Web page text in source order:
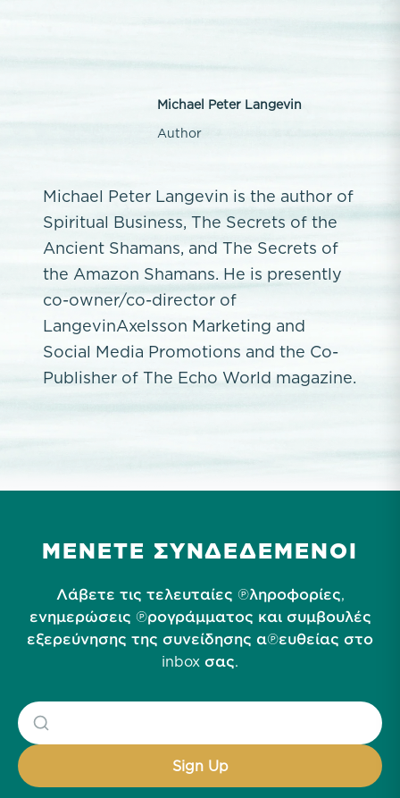
Michael Peter Langevin
Author
Michael Peter Langevin is the author of
Spiritual Business, The Secrets of the
Ancient Shamans, and The Secrets of
the Amazon Shamans. He is presently
co-owner/co-director of
LangevinAxelsson Marketing and
Social Media Promotions and the Co-
Publisher of The Echo World magazine.
ΜΕΝΕΤΕ ΣΥΝΔΕΔΕΜΕΝΟΙ
Λάβετε τις τελευταίες πληροφορίες,
ενημερώσεις προγράμματος και συμβουλές
εξερεύνησης της συνείδησης απευθείας στο
inbox σας.